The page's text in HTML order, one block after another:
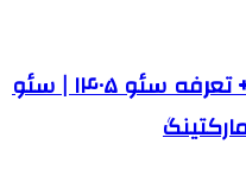
🔍 خدمات سئو حرفه‌ای + تعرفه سئو ۱۴۰۵ | سئو